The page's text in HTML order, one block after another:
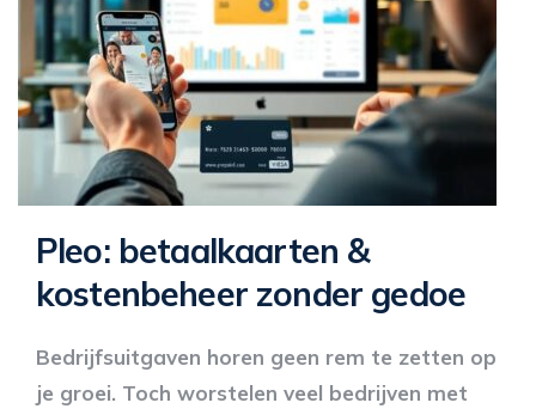
Pleo: betaalkaarten &
kostenbeheer zonder gedoe
Bedrijfsuitgaven horen geen rem te zetten op
je groei. Toch worstelen veel bedrijven met